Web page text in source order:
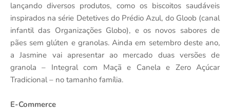
lançando diversos produtos, como os biscoitos saudáveis
inspirados na série Detetives do Prédio Azul, do Gloob (canal
infantil das Organizações Globo), e os novos sabores de
pães sem glúten e granolas. Ainda em setembro deste ano,
a Jasmine vai apresentar ao mercado duas versões de
granola – Integral com Maçã e Canela e Zero Açúcar
Tradicional – no tamanho família.
E-Commerce